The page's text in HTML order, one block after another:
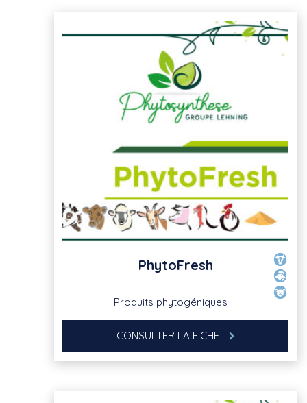
PhytoFresh
Produits phytogéniques
CONSULTER LA FICHE